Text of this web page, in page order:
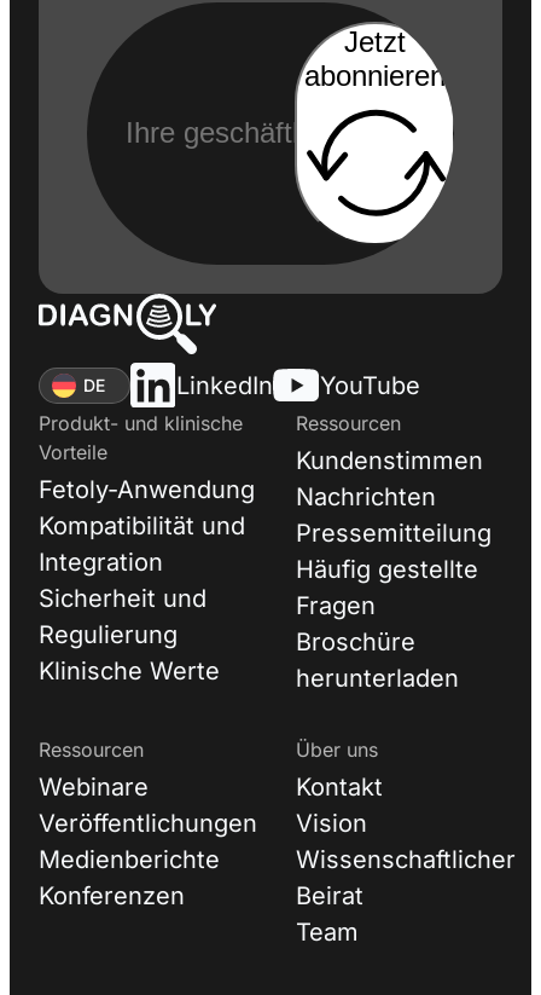
Jetzt
abonnieren
DE LinkedIn YouTube
Produkt- und klinische
Vorteile
Fetoly-Anwendung
Kompatibilität und
Integration
Sicherheit und
Regulierung
Klinische Werte
Ressourcen
Kundenstimmen
Nachrichten
Pressemitteilung
Häufig gestellte
Fragen
Broschüre
herunterladen
Ressourcen
Webinare
Veröffentlichungen
Medienberichte
Konferenzen
Über uns
Kontakt
Vision
Wissenschaftlicher
Beirat
Team